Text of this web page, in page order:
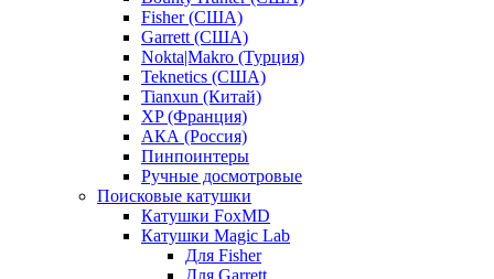
Fisher (США)
Garrett (США)
Nokta|Makro (Турция)
Teknetics (США)
Tianxun (Китай)
XP (Франция)
АКА (Россия)
Пинпоинтеры
Ручные досмотровые
Поисковые катушки
Катушки FoxMD
Катушки Magic Lab
Для Fisher
Для Garrett